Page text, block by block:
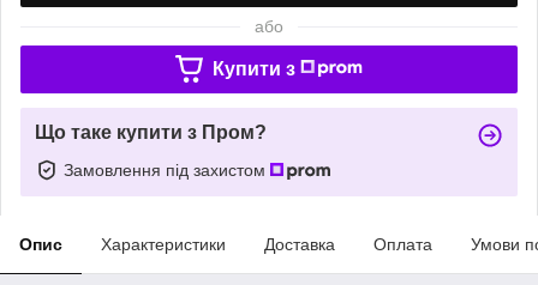
або
Купити з
Що таке купити з Пром?
Замовлення під захистом
Опис Характеристики Доставка Оплата Умови